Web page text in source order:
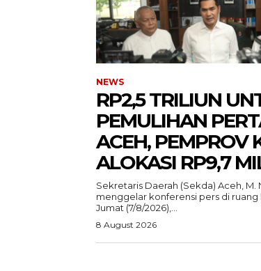
NEWS
RP2,5 TRILIUN
PEMULIHAN
ACEH, PEMPROV
ALOKASI RP9,7
‎Sekretaris Daerah (Sekda) Aceh, M.
menggelar konferensi pers di ruang
Jumat (7/8/2026),...
8 August 2026